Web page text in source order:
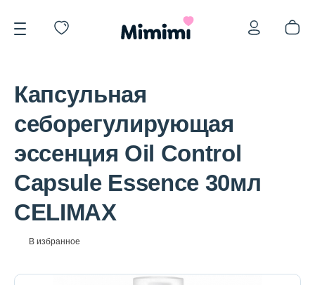
*OVERSTOCK -30%
Уход за лицом
Капсульная
себорегулирующая
эссенция Oil Control
Capsule Essence 30мл
CELIMAX
В избранное